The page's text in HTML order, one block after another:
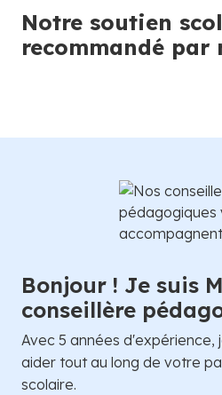
Notre soutien
recommandé par
Bonjour ! Je suis
conseillère
Avec 5 années d'expérience,
aider tout au long de votre
scolaire.